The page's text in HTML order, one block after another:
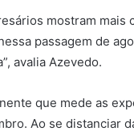
mostram
passagem de
avalia Azevedo.
que mede as
Ao se distanciar